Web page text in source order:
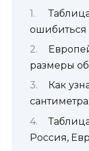
ошибиться
размеры
Как
Россия,